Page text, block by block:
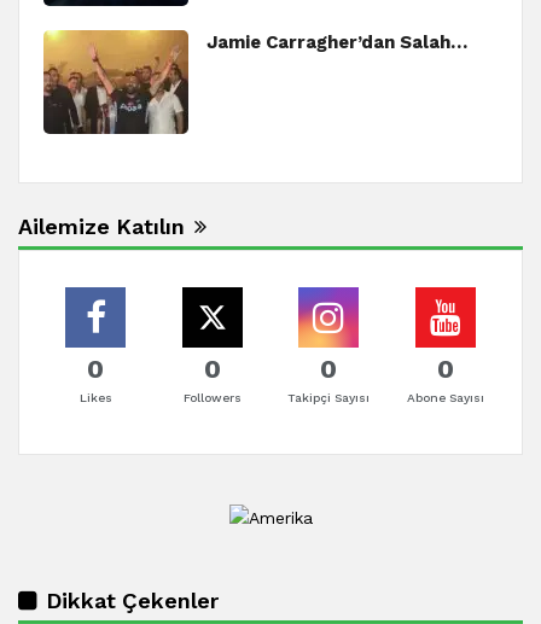
Jamie Carragher’dan Salah…
Ailemize Katılın
0
Likes
0
Followers
0
Takipçi Sayısı
0
Abone Sayısı
Dikkat Çekenler